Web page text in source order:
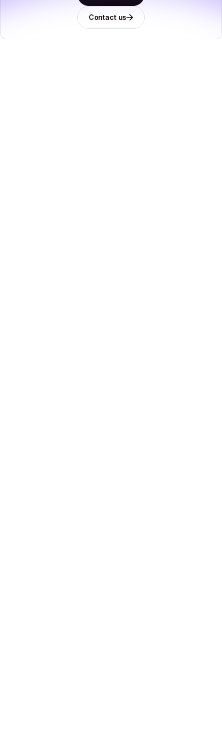
Contact us